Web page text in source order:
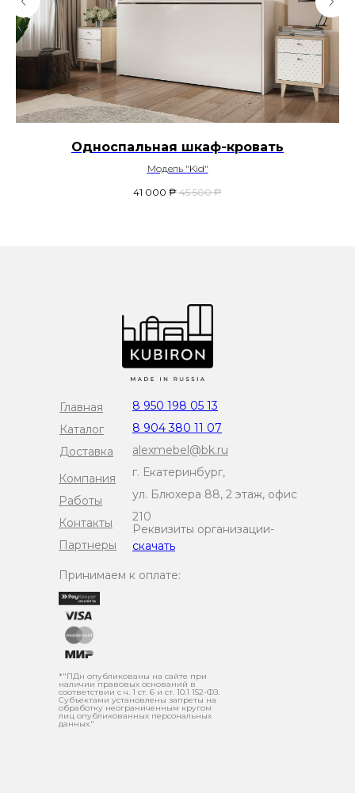
Односпальная шкаф-кровать
Модель "Kid"
41 000 ₱ 45 500 ₱
Главная
Каталог
Доставка
*"ПДн опубликованы на сайте при
наличии правовых оснований в
соответствии с ч. 1 ст. 6 и ст. 10.1 152-ФЗ.
Субъектами установлены запреты на
обработку неограниченным кругом
лиц опубликованных персональных
данных."
Компания
Работы
Контакты
Партнеры
8 950 198 05 13
8 904 380 11 07
alexmebel@bk.ru
г. Екатеринбург,
ул. Блюхера 88, 2 этаж, офис
210
Принимаем к оплате:
Реквизиты организации-
скачать